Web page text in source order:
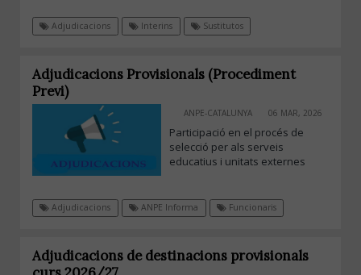
Adjudicacions Interins Sustitutos
Adjudicacions Provisionals (Procediment
Previ)
ANPE-CATALUNYA 06 MAR, 2026
Participació en el procés de
selecció per als serveis
educatius i unitats externes
Adjudicacions ANPE Informa Funcionaris
Adjudicacions de destinacions provisionals